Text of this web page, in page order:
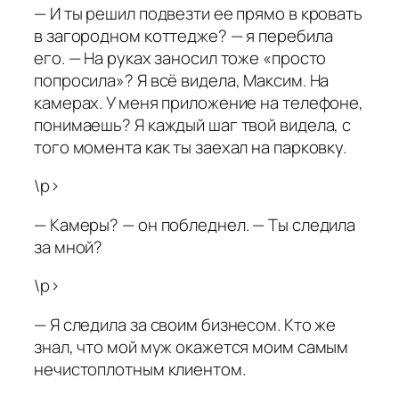
— И ты решил подвезти ее прямо в кровать
в загородном коттедже? — я перебила
его. — На руках заносил тоже «просто
попросила»? Я всё видела, Максим. На
камерах. У меня приложение на телефоне,
понимаешь? Я каждый шаг твой видела, с
того момента как ты заехал на парковку.
\p>
— Камеры? — он побледнел. — Ты следила
за мной?
\p>
— Я следила за своим бизнесом. Кто же
знал, что мой муж окажется моим самым
нечистоплотным клиентом.